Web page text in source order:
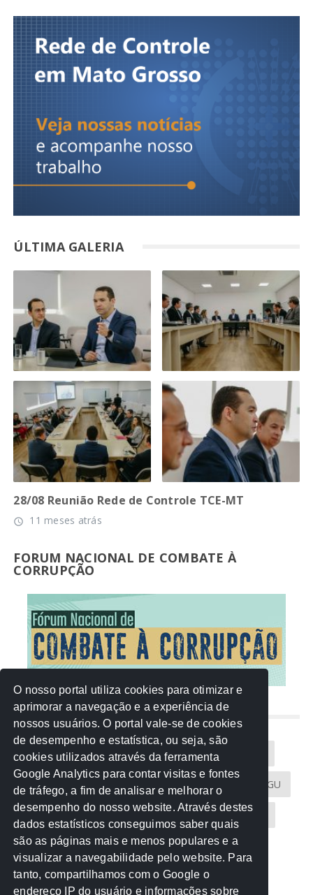
ÚLTIMA GALERIA
28/08 Reunião Rede de Controle TCE-MT
access_time 11 meses atrás
FORUM NACIONAL DE COMBATE À
CORRUPÇÃO
NUVEM DE TAGS
Acontece na Rede AGU AMM
Atricon Audicom CAU-MT CGU
CREA-MT Eventos MPC-MT MPE-MT
MPF Notícias PF PGE-MT PGR
Receita Federal Sem categoria
O nosso portal utiliza cookies para otimizar e
aprimorar a navegação e a experiência de
nossos usuários. O portal vale-se de cookies
de desempenho e estatística, ou seja, são
cookies utilizados através da ferramenta
Google Analytics para contar visitas e fontes
de tráfego, a fim de analisar e melhorar o
desempenho do nosso website. Através destes
dados estatísticos conseguimos saber quais
são as páginas mais e menos populares e a
visualizar a navegabilidade pelo website. Para
tanto, compartilhamos com o Google o
endereço IP do usuário e informações sobre